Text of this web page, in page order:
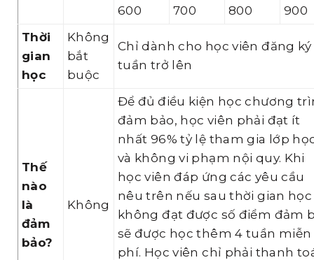
600
700
800
900
Thời
gian
học
Không
bắt
buộc
Chỉ dành cho học viên đăng ký
tuần trở lên
Thế
nào
là
đảm
bảo?
Không
Để đủ điều kiện học chương
đảm bảo, học viên phải đạt ít
nhất 96% tỷ lệ tham gia lớp
và không vi phạm nội quy. Khi
học viên đáp ứng các yêu cầu
nêu trên nếu sau thời gian học
không đạt được số điểm đảm
sẽ được học thêm 4 tuần miễn
phí. Học viên chỉ phải thanh